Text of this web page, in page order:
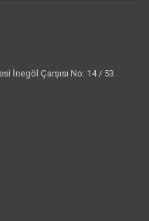
İnegöl Çarşısı No: 14 / 53